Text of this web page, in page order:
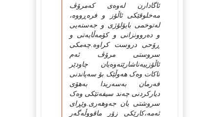
ئاگادارن له‌وه‌ی که‌مرۆڤ
مه‌خلوقێکی ئاڵۆز و فره‌ڕووه‌،
له‌توخمی بایۆلۆژی و جه‌سته‌یی
و ده‌روونزانی و کۆمه‌ڵایه‌تی و
ڕۆحی دروست کراوه‌.چه‌مکی
سروستی مرۆڤ ئه‌م
ئاڵۆزییه‌ناشارێته‌وه‌یان چاودێر
ناکات وه‌ک هه‌وڵێک بۆ سه‌پاندنی
فه‌رمان به‌سه‌ریدا به‌هۆی
دیارکردنی چه‌ند سیفه‌تێکی وه‌ک
سروشتی یان جه‌وهه‌ری.وێڕای
ئه‌مه‌،کارێکی زۆر ماقووڵه‌گه‌ر